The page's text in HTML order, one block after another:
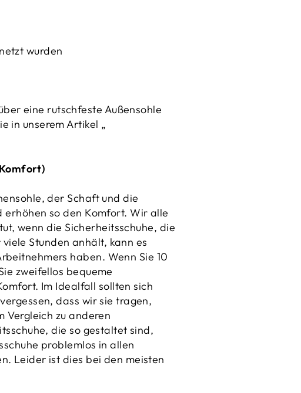
wurden
eine rutschfeste Außensohle
in unserem Artikel „
der Schaft und die
erhöhen so den Komfort. Wir alle
wenn die Sicherheitsschuhe, die
Stunden anhält, kann es
haben. Wenn Sie 10
zweifellos bequeme
Im Idealfall sollten sich
dass wir sie tragen,
Vergleich zu anderen
die so gestaltet sind,
problemlos in allen
Leider ist dies bei den meisten